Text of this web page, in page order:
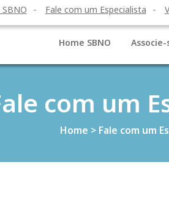
Fale com um Especialista
Home SBNO Associe-
com um
Home > Fale com um